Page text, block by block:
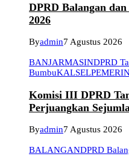
DPRD Balangan
2026
Byadmin7 Agustus 2026
BANJARMASINDPRD
BumbuKALSEL
Komisi III DPRD
Perjuangkan
Byadmin7 Agustus 2026
BALANGANDPRD